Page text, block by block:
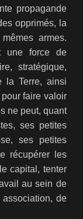
propagande
opprimés, la
armes.
une force de
stratégique,
la Terre, ainsi
faire valoir
ne peut, quant
ses petites
ses petites
récupérer les
capital, tenter
au sein de
de